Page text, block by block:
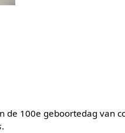
de 100e geboortedag van
.